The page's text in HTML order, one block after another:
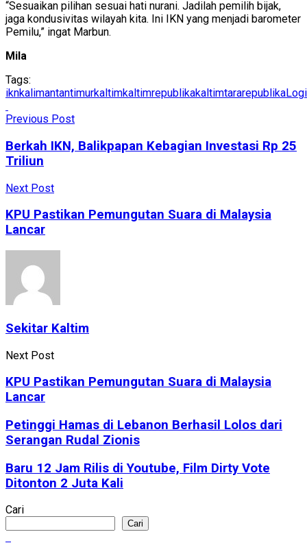
“Sesuaikan pilihan sesuai hati nurani. Jadilah pemilih bijak,
jaga kondusivitas wilayah kita. Ini IKN yang menjadi barometer
Pemilu,” ingat Marbun.
Mila
Tags:
iknkalimantantimurkaltimkaltimrepublikakaltimtararepublika
Previous Post
Berkah IKN, Balikpapan Kebagian Investasi Rp 25
Triliun
Next Post
KPU Pastikan Pemungutan Suara di Malaysia
Lancar
Sekitar Kaltim
Next Post
KPU Pastikan Pemungutan Suara di Malaysia
Lancar
Petinggi Hamas di Lebanon Berhasil Lolos dari
Serangan Rudal Zionis
Baru 12 Jam Rilis di Youtube, Film Dirty Vote
Ditonton 2 Juta Kali
Cari
Cari